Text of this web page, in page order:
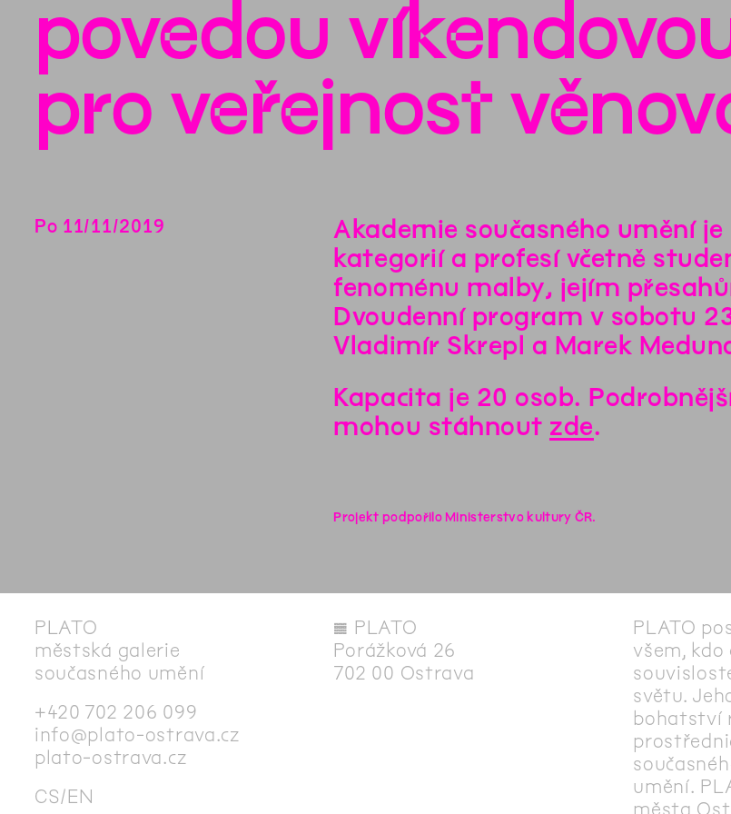
povedou
pro veřejnost
Po 11/11/2019
Akademie současného umění
kategorií a profesí včetně
fenoménu malby, jejím
Dvoudenní program v sobotu
Vladimír Skrepl a Marek
Kapacita je 20 osob.
mohou stáhnout zde.
Projekt podpořilo Ministerstvo kultury ČR.
PLATO
městská galerie
současného umění
+420 702 206 099
info@plato-ostrava.cz
plato-ostrava.cz
CS EN
◊ PLATO
Porážková 26
702 00 Ostrava
PLATO
všem, kdo
světu.
bohatství
umění.
města